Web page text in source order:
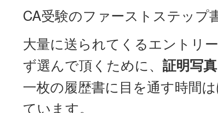
CA受験のファーストステップ
大量に送られてくるエントリ
ず選んで頂くために、 証明写
一枚の履歴書に目を通す時間
ています。